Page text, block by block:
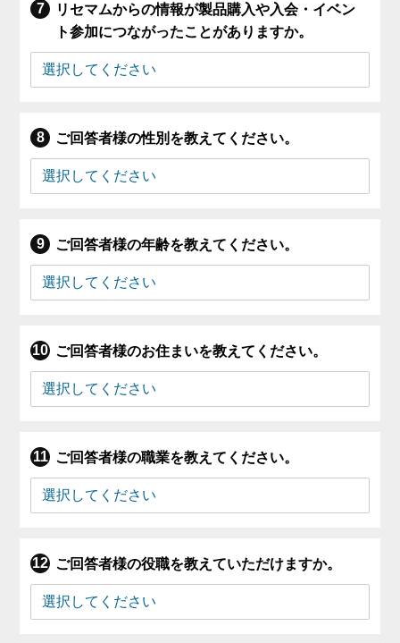
リセマムからの情報が製品購入や入会・イベン
ト参加につながったことがありますか。
ご回答者様の性別を教えてください。
ご回答者様の年齢を教えてください。
ご回答者様のお住まいを教えてください。
ご回答者様の職業を教えてください。
ご回答者様の役職を教えていただけますか。